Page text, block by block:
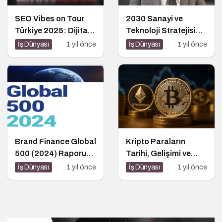
SEO Vibes on Tour
Türkiye 2025: Dijital
Dünyanın Nabzını
İş Dünyası 1 yıl önce
2030 Sanayi ve
Teknoloji Stratejisi
Açıklandı
İş Dünyası 1 yıl önce
Brand Finance Global
500 (2024) Raporu
Yayımlandı!
İş Dünyası 1 yıl önce
Kripto Paraların
Tarihi, Gelişimi ve
Geleceği
İş Dünyası 1 yıl önce